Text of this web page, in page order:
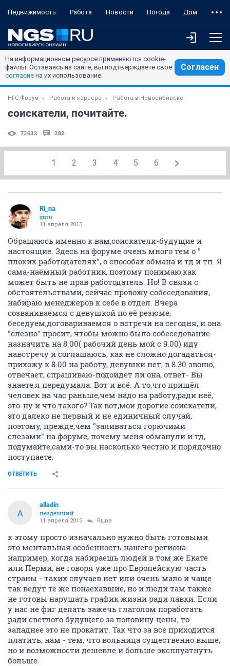
Недвижимость Работа Новости Погода Дом
На информационном ресурсе применяются cookie-
файлы. Оставаясь на сайте, вы подтверждаете свое
согласие на их использование.
Согласен
НГС.Форум Работа и карьера Работа в Новосибирске
соискатели, почитайте.
73632 282
1 2 3 4 5 6
Ri_na
guru
11 апреля 2013
Обращаюсь именно к вам,соискатели-будущие и
настоящие. Здесь на форуме очень много тем о "
плохих работодателях", о способах обмана и тд и тп. Я
сама-наёмный работник, поэтому понимаю,как
может быть не прав работодатель. Но! В связи с
обстоятельствами, сейчас провожу собеседования,
набираю менеджеров к себе в отдел. Вчера
созваниваемся с девушкой по её резюме,
беседуем,договариваемся о встречи на сегодня, и она
"слёзно" просит, чтобы можно было собеседование
назначить на 8.00( рабочий день мой с 9.00) иду
навстречу и соглашаюсь, как не сложно догадаться-
прихожу к 8.00 на работу, девушки нет, в 8.30 звоню,
отвечает, спрашиваю-подойдёт ли она, ответ- Вы
знаете,я передумала. Вот и всё. А то,что пришёл
человек на час раньше,чем надо на работу,ради неё,
это-ну и что такого? Так вот,мои дорогие соискатели,
это далеко не первый и не единичный случай,
поэтому, прежде,чем "заливаться горючими
слезами" на форуме, почему меня обманули и тд,
подумайте,сами-то вы насколько честно и порядочно
поступаете.
ОТВЕТИТЬ
A
alladin
нездешний
11 апреля 2013 Ri_na
к этому просто изначально нужно быть готовыми
это ментальная особенность нашего региона
например, когда набираешь людей в том же Екате
или Перми, не говоря уже про Европейскую часть
страны - таких случаев нет или очень мало и чаще
так ведут те же понаехавшие, но и люди там также
не готовы нарушать график жизни ради лавки. Если
у нас не фиг делать зажечь глаголом поработать
ради светлого будущего за половину цены, то
западнее это не прокатит. Так что за все приходится
платить, нам - тем, что вольница существенно выше,
но и возможности дешевле и больше эксплуатнуть
больше.